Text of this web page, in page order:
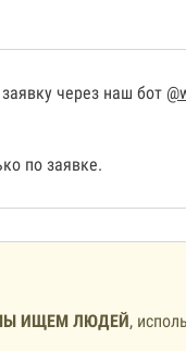
через наш бот
по заявке.
ИЩЕМ ЛЮДЕЙ,